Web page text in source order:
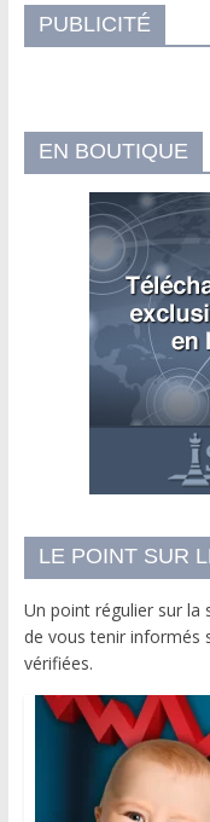
PUBLICITÉ
EN BOUTIQUE
LE POINT SUR
Un point régulier sur la
de vous tenir informés
vérifiées.